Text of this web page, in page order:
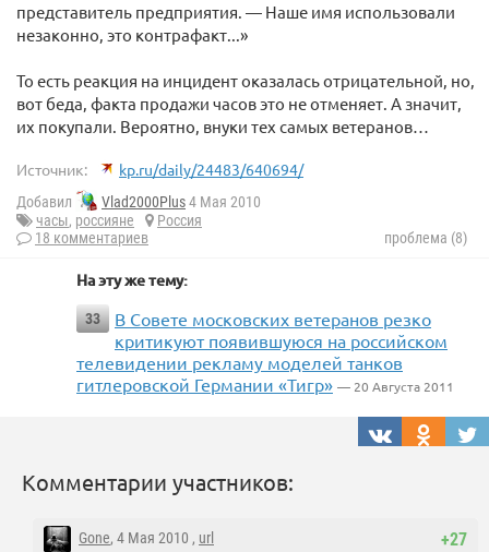
представитель предприятия. — Наше имя использовали
незаконно, это контрафакт...»
То есть реакция на инцидент оказалась отрицательной, но,
вот беда, факта продажи часов это не отменяет. А значит,
их покупали. Вероятно, внуки тех самых ветеранов…
Источник: kp.ru/daily/24483/640694/
Добавил Vlad2000Plus4 Мая 2010
часы, россияне
Россия
18 комментариев
проблема (8)
На эту же тему:
33
В Совете московских ветеранов резко
критикуют появившуюся на российском
телевидении рекламу моделей танков
гитлеровской Германии «Тигр» — 20 Августа 2011
Комментарии участников:
+27
Gone, 4 Мая 2010 , url